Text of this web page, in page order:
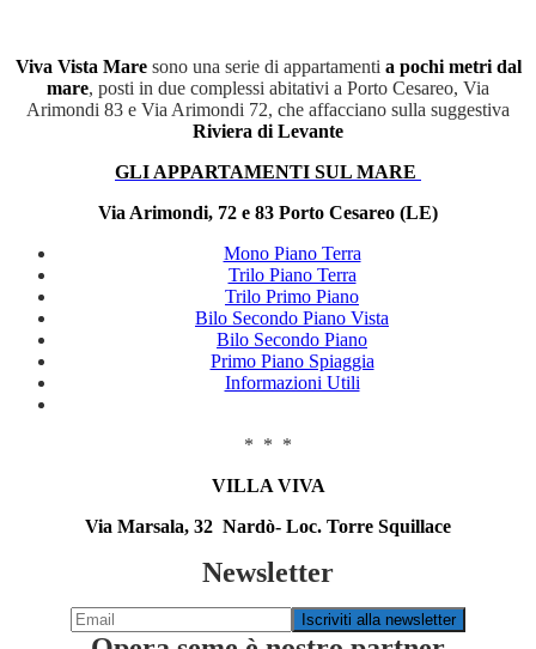
Viva Vista Maresono una serie di appartamenti a pochi metri dal
mare, posti in due complessi abitativi a Porto Cesareo, Via
Arimondi 83 e Via Arimondi 72, che affacciano sulla suggestiva
Riviera di Levante
GLI APPARTAMENTI SUL MARE
Via Arimondi, 72 e 83 Porto Cesareo (LE)
Mono Piano Terra
Trilo Piano Terra
Trilo Primo Piano
Bilo Secondo Piano Vista
Bilo Secondo Piano
Primo Piano Spiaggia
Informazioni Utili
* * *
VILLA VIVA
Via Marsala, 32 Nardò- Loc. Torre Squillace
Newsletter